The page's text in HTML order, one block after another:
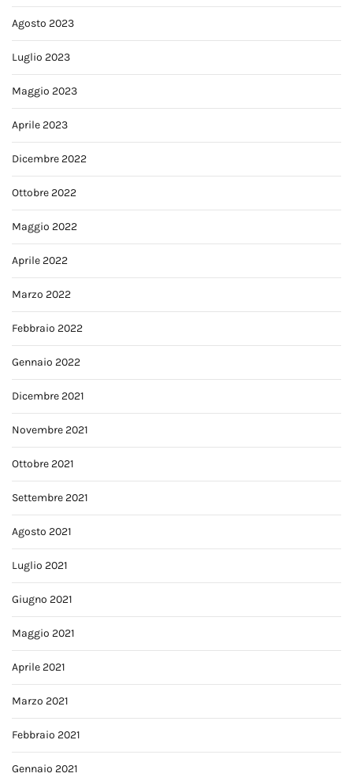
Agosto 2023
Luglio 2023
Maggio 2023
Aprile 2023
Dicembre 2022
Ottobre 2022
Maggio 2022
Aprile 2022
Marzo 2022
Febbraio 2022
Gennaio 2022
Dicembre 2021
Novembre 2021
Ottobre 2021
Settembre 2021
Agosto 2021
Luglio 2021
Giugno 2021
Maggio 2021
Aprile 2021
Marzo 2021
Febbraio 2021
Gennaio 2021